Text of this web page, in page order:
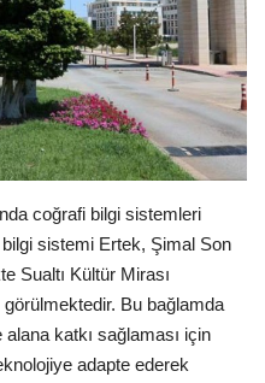
coğrafi bilgi sistemleri
bilgi sistemi Ertek, Şimal Son
Sualtı Kültür Mirası
görülmektedir. Bu bağlamda
katkı sağlaması için
adapte ederek